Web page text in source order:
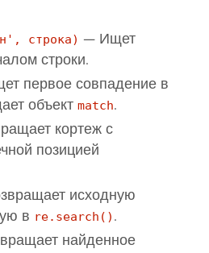
строка) — Ищет
строки.
первое совпадение в
объект match.
кортеж с
позицией
исходную
в re.search() .
найденное